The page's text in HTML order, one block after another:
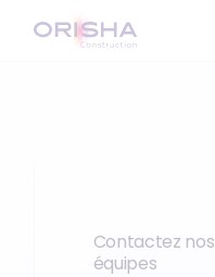
Contactez nos
équipes